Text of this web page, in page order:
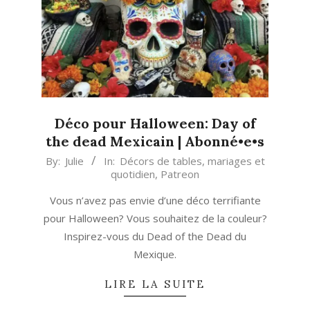
Déco pour Halloween: Day of
the dead Mexicain | Abonné•e•s
2013-
02
By: Julie In: Décors de tables, mariages et
quotidien, Patreon
Vous n’avez pas envie d’une déco terrifiante
pour Halloween? Vous souhaitez de la couleur?
Inspirez-vous du Dead of the Dead du
Mexique.
LIRE LA SUITE